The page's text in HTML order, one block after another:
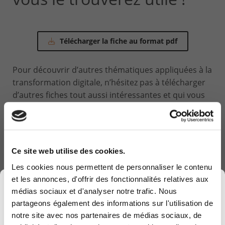
Ce site web utilise des cookies.
Les cookies nous permettent de personnaliser le contenu
et les annonces, d'offrir des fonctionnalités relatives aux
médias sociaux et d'analyser notre trafic. Nous
partageons également des informations sur l'utilisation de
notre site avec nos partenaires de médias sociaux, de
Télécharger la fiche au format pdf
Pour découvrir d’autres thématiques appliquées à la
transformation digitale, n’hésitez pas à télécharger
d’autres fiches tout aussi intéressantes et qui vous
permettront d’en savoir plus sur ce que peut vous
apporter Computerland dans l’aide à votre
transformation digitale.
Nous espérons ainsi susciter un intérêt auprès de
vous ainsi qu’au sein de votre entreprise.